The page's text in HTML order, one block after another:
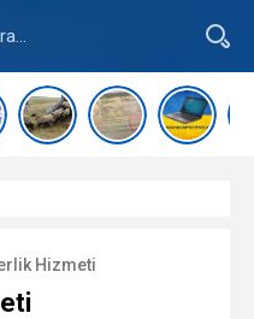
Hizmeti